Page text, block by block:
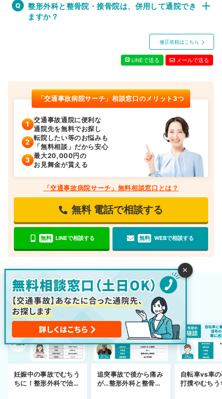
整形外科と整骨院・接骨院は、併用して通院でき
ますか？
修正依頼はこちら
LINEで送る メールで送る
「交通事故病院サーチ」相談窓口のメリット3つ
交通事故通院に便利な
通院先を無料でお探し
転院したい等のお悩みも
「無料相談」だから安心
最大20,000円の
お見舞金が貰える
「交通事故病院サーチ」無料相談窓口とは？
無料 電話で相談する
無料 LINEで相談する 無料 WEBで相談する
交通事故の体験談を読む
他の皆さんは事故後どのように対応しているの？
妊娠中の事故でむちう
ちに！整形外科で治療
追突事故で後から痛み
が…整形外科と整骨院
自転車vs車
打撲やむちう
×